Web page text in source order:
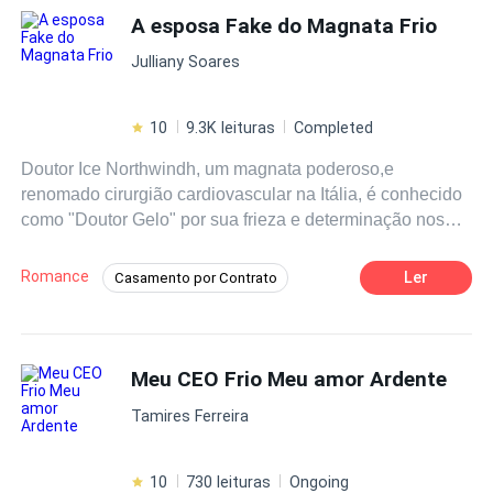
A esposa Fake do Magnata Frio
Julliany Soares
10 9.3K leituras Completed
Doutor Ice Northwindh, um magnata poderoso,e
renomado cirurgião cardiovascular na Itália, é conhecido
como "Doutor Gelo" por sua frieza e determinação nos
sua infância, Ice, se tornou desde jovem um mulherengo
que abomina o amor devido a um passado doloroso.
retorna à Itália, após estudar em Harvard, como bolsista,
ela é apresentada ao mundo de Ice ao aceitar um
emprego no hospital de seu avô e descobrir que ela está
Crystal rapidamente chama a atenção de Ice,
Romance Casamento por Contrato
Médico/Médica
Ler
Meu CEO Frio Meu amor Ardente
Tamires Ferreira
10 730 leituras Ongoing